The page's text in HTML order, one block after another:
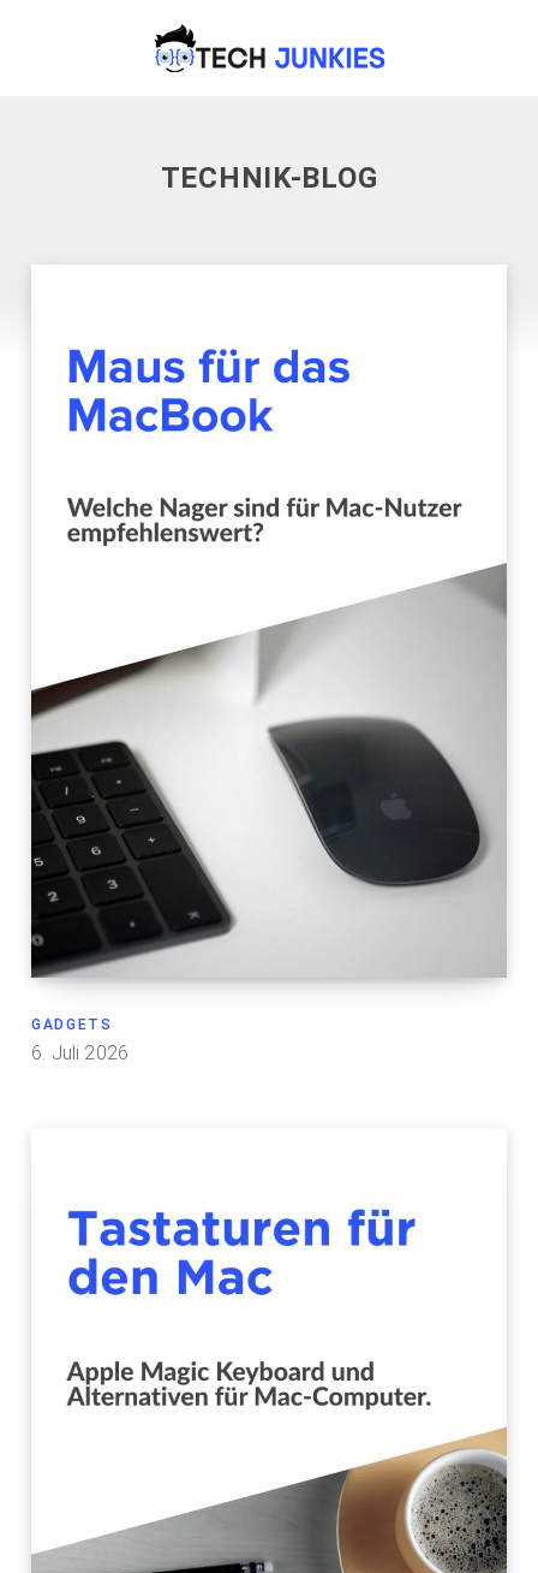
TECHNIK-BLOG
GADGETS
6. Juli 2026